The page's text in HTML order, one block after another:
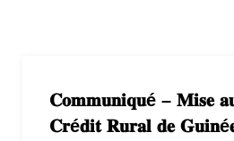
𝐂𝐨𝐦𝐦𝐮𝐧𝐢𝐪𝐮é – 𝐌𝐢𝐬𝐞
𝐂𝐫é𝐝𝐢𝐭 𝐑𝐮𝐫𝐚𝐥 𝐝𝐞